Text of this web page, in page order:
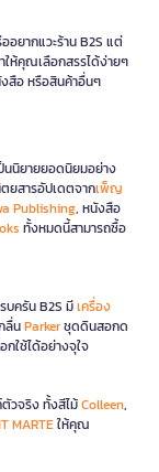
อยากแวะร้าน B2S แต่
ให้คุณเลือกสรรได้ง่ายๆ
สือ หรือสินค้าอื่นๆ
นนิยายยอดนิยมอย่าง
ยสารอัปเดตจากเพ็ญ
Publishing, หนังสือ
ทั้งหมดนี้สามารถซื้อ
ครัน B2S มีเครื่อง
ลื่นParkerชุดดินสอกด
กใช้ได้อย่างจุใจ
วจริง ทั้งสีไม้Colleen,
MARTEให้คุณ